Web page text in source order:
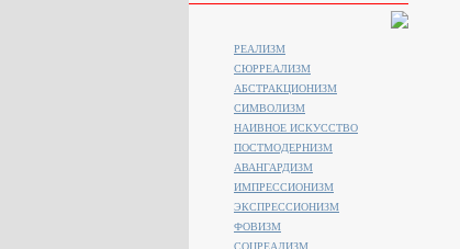
РЕАЛИЗМ
СЮРРЕАЛИЗМ
АБСТРАКЦИОНИЗМ
СИМВОЛИЗМ
НАИВНОЕ ИСКУССТВО
ПОСТМОДЕРНИЗМ
АВАНГАРДИЗМ
ИМПРЕССИОНИЗМ
ЭКСПРЕССИОНИЗМ
ФОВИЗМ
СОЦРЕАЛИЗМ